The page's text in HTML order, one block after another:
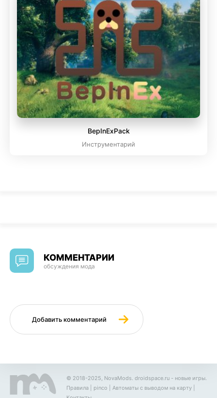
BepInExPack
Инструментарий
КОММЕНТАРИИ
обсуждения мода
Добавить комментарий
© 2018-2025, NovaMods. droidspace.ru - новые игры.
Правила
pinco Автоматы с выводом на карту